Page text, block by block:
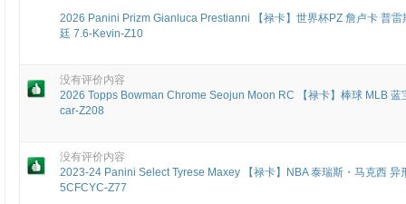
2026 Panini Prizm Gianluca Prestianni 【禄卡】世界杯PZ 詹卢卡 普
廷 7.6-Kevin-Z10
没有评价内容
2026 Topps Bowman Chrome Seojun Moon RC 【禄卡】棒球 MLB 蓝
car-Z208
没有评价内容
2023-24 Panini Select Tyrese Maxey 【禄卡】NBA 泰瑞斯・马克西
5CFCYC-Z77